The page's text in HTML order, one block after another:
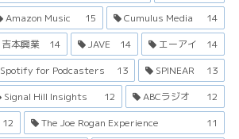
Amazon Music 15 Cumulus Media
14
吉本興業 14 JAVE 14 エーアイ
14
Spotify for Podcasters 13 SPINEAR
13
Signal Hill Insights 12 ABCラジオ
12
12 The Joe Rogan Experience
11